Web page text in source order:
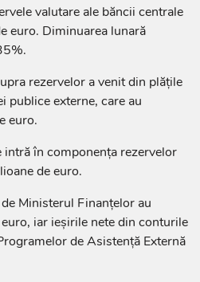
valutare ale băncii centrale
euro. Diminuarea lunară
rezervelor a venit din plățile
publice externe, care au
euro.
intră în componența rezervelor
de euro.
Ministerul Finanțelor au
iar ieșirile nete din conturile
de Asistență Externă